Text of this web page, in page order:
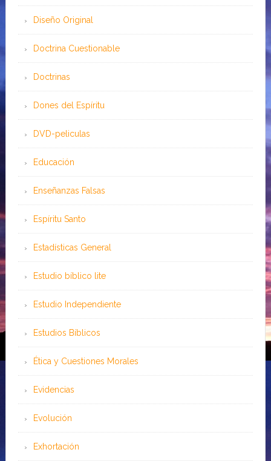
Diseño Original
Doctrina Cuestionable
Doctrinas
Dones del Espíritu
DVD-peliculas
Educación
Enseñanzas Falsas
Espíritu Santo
Estadísticas General
Estudio bíblico lite
Estudio Independiente
Estudios Bíblicos
Ética y Cuestiones Morales
Evidencias
Evolución
Exhortación